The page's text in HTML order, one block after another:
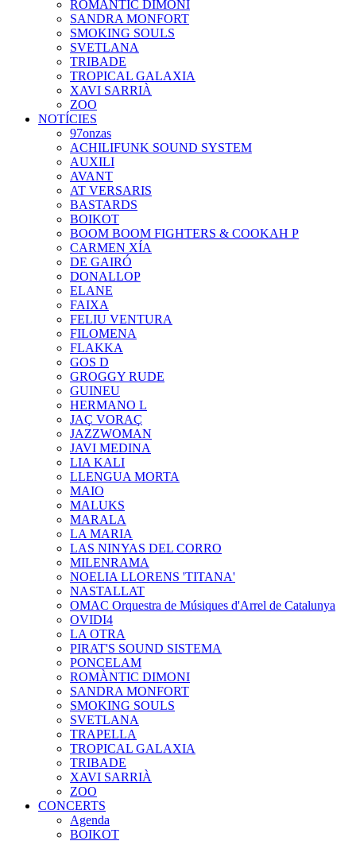
ROMÀNTIC DIMONI
SANDRA MONFORT
SMOKING SOULS
SVETLANA
TRIBADE
TROPICAL GALAXIA
XAVI SARRIÀ
ZOO
NOTÍCIES
97onzas
ACHILIFUNK SOUND SYSTEM
AUXILI
AVANT
AT VERSARIS
BASTARDS
BOIKOT
BOOM BOOM FIGHTERS & COOKAH P
CARMEN XÍA
DE GAIRÓ
DONALLOP
ELANE
FAIXA
FELIU VENTURA
FILOMENA
FLAKKA
GOS D
GROGGY RUDE
GUINEU
HERMANO L
JAÇ VORAÇ
JAZZWOMAN
JAVI MEDINA
LIA KALI
LLENGUA MORTA
MAIO
MALUKS
MARALA
LA MARIA
LAS NINYAS DEL CORRO
MILENRAMA
NOELIA LLORENS 'TITANA'
NASTALLAT
OMAC Orquestra de Músiques d'Arrel de Catalunya
OVIDI4
LA OTRA
PIRAT'S SOUND SISTEMA
PONCELAM
ROMÀNTIC DIMONI
SANDRA MONFORT
SMOKING SOULS
SVETLANA
TRAPELLA
TROPICAL GALAXIA
TRIBADE
XAVI SARRIÀ
ZOO
CONCERTS
Agenda
BOIKOT